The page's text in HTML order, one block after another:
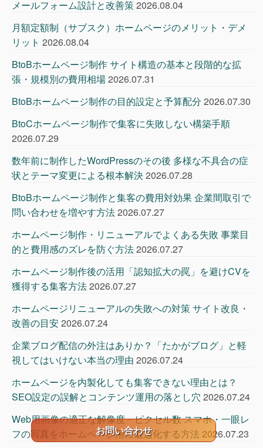
メールフォーム設計と改善策2026.08.04
月額定額制（サブスク）ホームページのメリット・デメ
リット 2026.08.04
BtoBホームページ制作 サイト構造の基本と段階的な拡
張・規模別の費用相場2026.07.31
BtoBホームページ制作の目的設定と予算配分 2026.07.30
BtoCホームページ制作で集客に失敗しない構築手順
2026.07.29
数年前に制作したWordPressのその後 多様な不具合の症
状とテーマ変更による根本解決2026.07.28
BtoBホームページ制作と集客の費用対効果 企業間取引で
問い合わせを増やす方法2026.07.27
ホームページ制作・リニューアルでよくある失敗 事業目
的と費用感のズレを防ぐ方法2026.07.27
ホームページ制作後の活用「認知拡大の罠」を避けCVを
獲得する集客方法2026.07.27
ホームページリニューアルの失敗への対策 サイト改良・
改善の目安2026.07.24
企業ブログ配信の外注はありか？「たかがブログ」と軽
視してはいけない本当の理由 2026.07.24
ホームページを内製化しても集客できない理由とは？
SEO設定の誤解とコンテンツ運用の落とし穴 2026.07.24
Web用画像の適正な解像度・ピクセル数 スマホ・一眼レ
フの写真をホームページ用に最適化する方法 2026.07.23
お問い合わせ